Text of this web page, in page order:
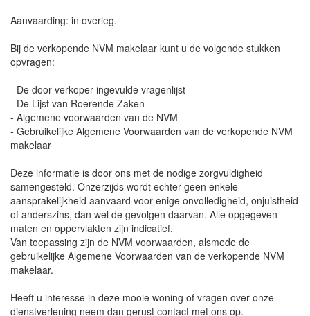
Aanvaarding: in overleg.
Bij de verkopende NVM makelaar kunt u de volgende stukken
opvragen:
- De door verkoper ingevulde vragenlijst
- De Lijst van Roerende Zaken
- Algemene voorwaarden van de NVM
- Gebruikelijke Algemene Voorwaarden van de verkopende NVM
makelaar
Deze informatie is door ons met de nodige zorgvuldigheid
samengesteld. Onzerzijds wordt echter geen enkele
aansprakelijkheid aanvaard voor enige onvolledigheid, onjuistheid
of anderszins, dan wel de gevolgen daarvan. Alle opgegeven
maten en oppervlakten zijn indicatief.
Van toepassing zijn de NVM voorwaarden, alsmede de
gebruikelijke Algemene Voorwaarden van de verkopende NVM
makelaar.
Heeft u interesse in deze mooie woning of vragen over onze
dienstverlening neem dan gerust contact met ons op.